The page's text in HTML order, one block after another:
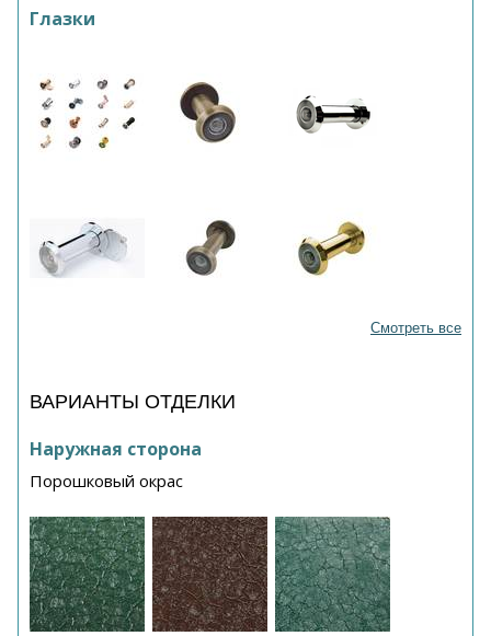
Глазки
Смотреть все
ВАРИАНТЫ ОТДЕЛКИ
Наружная сторона
Порошковый окрас